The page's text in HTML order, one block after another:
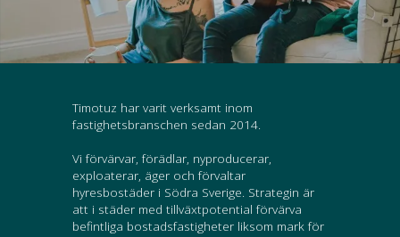
Timotuz har varit verksamt inom
fastighetsbranschen sedan 2014.
Vi förvärvar, förädlar, nyproducerar,
exploaterar, äger och förvaltar
hyresbostäder i Södra Sverige. Strategin är
att i städer med tillväxtpotential förvärva
befintliga bostadsfastigheter liksom mark för